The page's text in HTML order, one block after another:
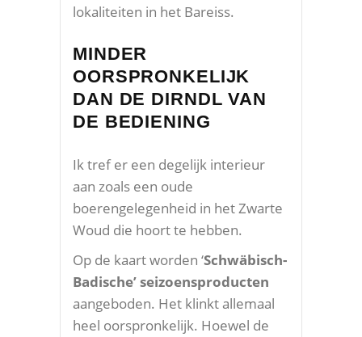
lokaliteiten in het Bareiss.
MINDER
OORSPRONKELIJK
DAN DE DIRNDL VAN
DE BEDIENING
Ik tref er een degelijk interieur
aan zoals een oude
boerengelegenheid in het Zwarte
Woud die hoort te hebben.
Op de kaart worden ‘Schwäbisch-
Badische’ seizoensproducten
aangeboden. Het klinkt allemaal
heel oorspronkelijk. Hoewel de